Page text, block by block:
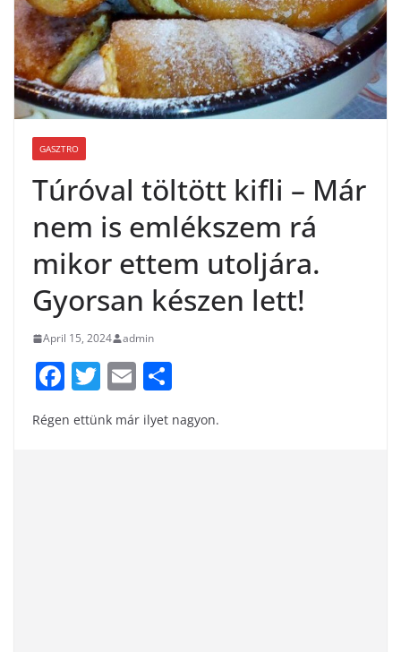
GASZTRO
Túróval töltött kifli – Már
nem is emlékszem rá
mikor ettem utoljára.
Gyorsan készen lett!
April 15, 2024 admin
F
c
T
w
itt
E
m
ai ar
Régen ettünk már ilyet nagyon.